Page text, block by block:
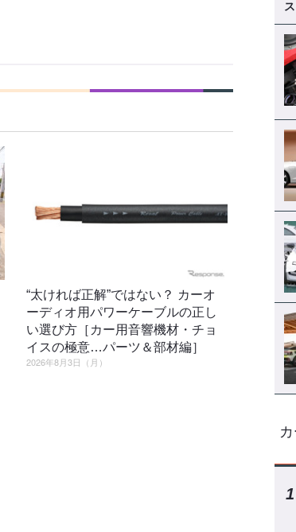
“太ければ正解”ではない？ カーオ
ーディオ用パワーケーブルの正し
い選び方［カー用音響機材・チョ
イスの極意…パーツ＆部材編］
2026年8月3日（月）